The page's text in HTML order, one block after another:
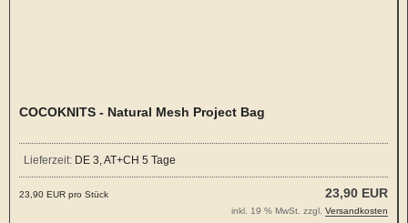
COCOKNITS - Natural Mesh Project Bag
Lieferzeit: DE 3, AT+CH 5 Tage
23,90 EUR
23,90 EUR pro Stück
inkl. 19 % MwSt. zzgl. Versandkosten